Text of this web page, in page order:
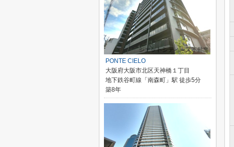
PONTE CIELO
大阪府大阪市北区天神橋１丁目
地下鉄谷町線「南森町」駅 徒歩5分
築8年